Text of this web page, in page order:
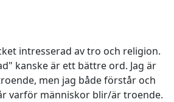
intresserad av tro och religion.
kanske är ett bättre ord. Jag är
men jag både förstår och
varför människor blir/är troende.